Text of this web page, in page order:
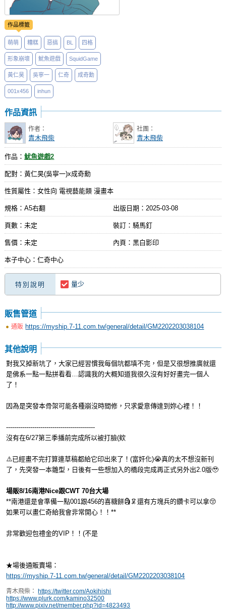
作品標籤
萌萌 糟糕 惡搞 BL 四格
形象崩壞 魷魚遊戲 SquidGame
黃仁昊 吳寧一 仁奇 成奇勳
001x456 inhun
作品資訊
作者：
青木飛柴
社團：
青木飛柴
作品：魷魚遊戲2
配對：黃仁昊(吳寧一)x成奇勳
性質屬性：女性向 電視藝能類 漫畫本
規格：A5右翻 出版日期： 2025-03-08
頁數：未定 裝訂：騎馬釘
售價：未定 內頁：黑白影印
本子中心：仁奇中心
特別說明 量少
販售管道
通販 https://myship.7-11.com.tw/general/detail/GM2202203038104
其他說明
對我又掉新坑了，大家已經習慣我每個坑都填不完，但是又很想推廣就還
是佛系一點一點拼看看…認識我的大概知道我很久沒有好好畫完一個人
了！
因為是突發本骨架可能各種崩沒時間修，只求愛意傳達到妳心裡！！
--------------------------------------------
沒有在6/27第三季播前完成所以被打臉(欸
⚠️已經畫不完打算連草稿都給它印出來了！(富奸化)😭真的太不想沒新刊
了，先突發一本雛型，日後有一些想加入的橋段完成再正式另外出2.0版🥹
場販8/16南港Nice跟CWT 70台大場
**南港還是會準備一點001跟456的喜糖餅🗿🦑還有方塊兵的鑽卡可以拿😚
如果可以畫仁奇給我會非常開心！！**
非常歡迎包禮金的VIP！！(不是
★場後通販賣場：
https://myship.7-11.com.tw/general/detail/GM2202203038104
青木飛柴： https://twitter.com/Aokihishi
https://www.plurk.com/kamino32500
http://www.pixiv.net/member.php?id=4823493